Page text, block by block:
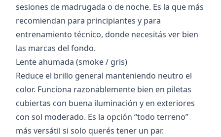
sesiones de madrugada o de noche. Es la que más
recomiendan para principiantes y para
entrenamiento técnico, donde necesitás ver bien
las marcas del fondo.
Lente ahumada (smoke / gris)
Reduce el brillo general manteniendo neutro el
color. Funciona razonablemente bien en piletas
cubiertas con buena iluminación y en exteriores
con sol moderado. Es la opción “todo terreno”
más versátil si solo querés tener un par.